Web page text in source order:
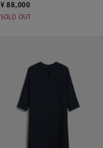
¥ 88,000
SOLD OUT